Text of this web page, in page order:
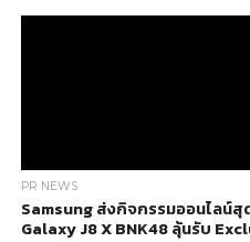
PR NEWS
Samsung ส่งกิจกรรมออนไลน์สุ
Galaxy J8 X BNK48 ลุ้นรับ